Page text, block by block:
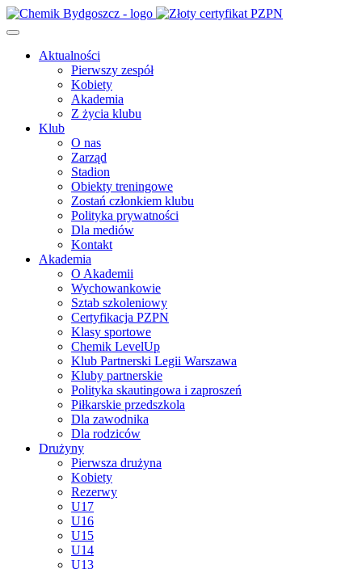
Aktualności
Pierwszy zespół
Kobiety
Akademia
Z życia klubu
Klub
O nas
Zarząd
Stadion
Obiekty treningowe
Zostań członkiem klubu
Polityka prywatności
Dla mediów
Kontakt
Akademia
O Akademii
Wychowankowie
Sztab szkoleniowy
Certyfikacja PZPN
Klasy sportowe
Chemik LevelUp
Klub Partnerski Legii Warszawa
Kluby partnerskie
Polityka skautingowa i zaproszeń
Piłkarskie przedszkola
Dla zawodnika
Dla rodziców
Drużyny
Pierwsza drużyna
Kobiety
Rezerwy
U17
U16
U15
U14
U13